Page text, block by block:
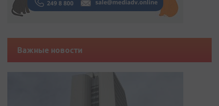
Важные новости